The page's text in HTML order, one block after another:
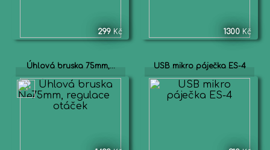
299 Kč 1300 Kč
Úhlová bruska 75mm,... USB mikro páječka ES-4